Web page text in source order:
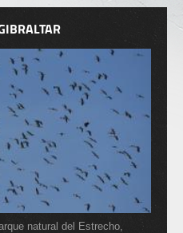
natural del Estrecho,